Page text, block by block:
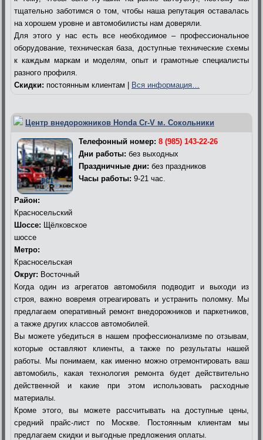
тщательно заботимся о том, чтобы наша репутация оставалась
на хорошем уровне и автомобилисты нам доверяли.
Для этого у нас есть все необходимое – профессиональное
оборудование, техническая база, доступные технические схемы
к каждым маркам и моделям, опыт и грамотные специалисты
разного профиля.
Скидки: постоянным клиентам | Вся информация…
Центр внедорожников Honda Cr-V м. Сокольники
Телефонный номер: 8 (985) 143-22-26
Дни работы: без выходных
Праздничные дни: без праздников
Часы работы: 9-21 час.
Район:
Красносельский
Шоссе: Щёлковское
шоссе
Метро:
Красносельская
Округ: Восточный
Когда один из агрегатов автомобиля подводит и выходи из
строя, важно вовремя отреагировать и устранить поломку. Мы
предлагаем оперативный ремонт внедорожников и паркетников,
а также других классов автомобилей.
Вы можете убедиться в нашем профессионализме по отзывам,
которые оставляют клиенты, а также по результаты нашей
работы. Мы понимаем, как именно можно отремонтировать ваш
автомобиль, какая технология ремонта будет действительно
действенной и какие при этом использовать расходные
материалы.
Кроме этого, вы можете рассчитывать на доступные цены,
средний прайс-лист по Москве. Постоянным клиентам мы
предлагаем скидки и выгодные предложения оплаты.